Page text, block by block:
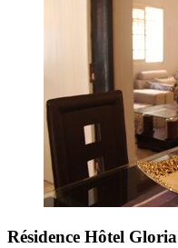
Résidence Hôtel Gloria